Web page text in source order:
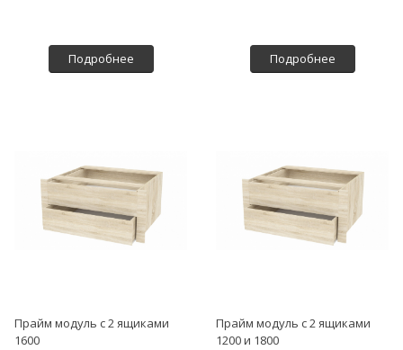
Подробнее Подробнее
Прайм модуль с 2 ящиками
1600
Прайм модуль с 2 ящиками
1200 и 1800